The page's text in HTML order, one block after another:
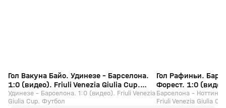
Гол Вакуна Байо. Удинезе - Барселона.
1:0 (видео). Friuli Venezia Giulia Cup.
Футбол
Удинезе - Барселона. 1:0 (видео). Friuli Venezia
Giulia Cup. Футбол
Гол Рафиньи.
Форест. 1:0
Cup. Футбол
Барселона -
Friuli Venezia Giulia